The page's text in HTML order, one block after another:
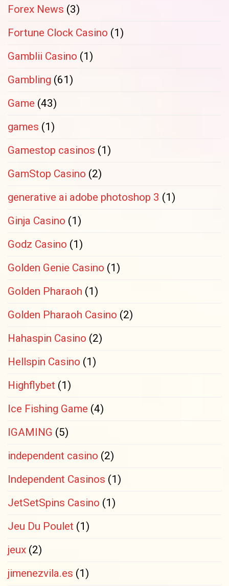
Forex News (3)
Fortune Clock Casino (1)
Gamblii Casino (1)
Gambling (61)
Game (43)
games (1)
Gamestop casinos (1)
GamStop Casino (2)
generative ai adobe photoshop 3 (1)
Ginja Casino (1)
Godz Casino (1)
Golden Genie Casino (1)
Golden Pharaoh (1)
Golden Pharaoh Casino (2)
Hahaspin Casino (2)
Hellspin Casino (1)
Highflybet (1)
Ice Fishing Game (4)
IGAMING (5)
independent casino (2)
Independent Casinos (1)
JetSetSpins Casino (1)
Jeu Du Poulet (1)
jeux (2)
jimenezvila.es (1)